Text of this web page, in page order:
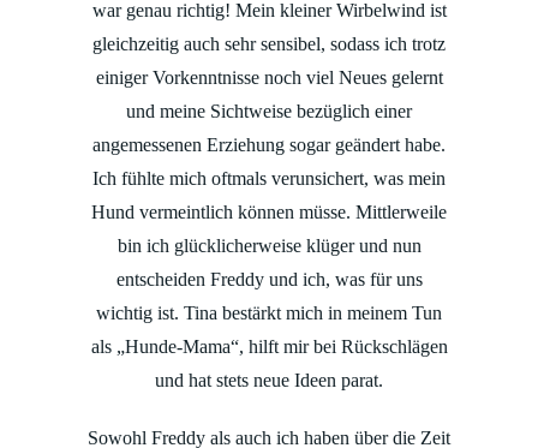
war genau richtig! Mein kleiner Wirbelwind ist
gleichzeitig auch sehr sensibel, sodass ich trotz
einiger Vorkenntnisse noch viel Neues gelernt
und meine Sichtweise bezüglich einer
angemessenen Erziehung sogar geändert habe.
Ich fühlte mich oftmals verunsichert, was mein
Hund vermeintlich können müsse. Mittlerweile
bin ich glücklicherweise klüger und nun
entscheiden Freddy und ich, was für uns
wichtig ist. Tina bestärkt mich in meinem Tun
als „Hunde-Mama“, hilft mir bei Rückschlägen
und hat stets neue Ideen parat.
Sowohl Freddy als auch ich haben über die Zeit